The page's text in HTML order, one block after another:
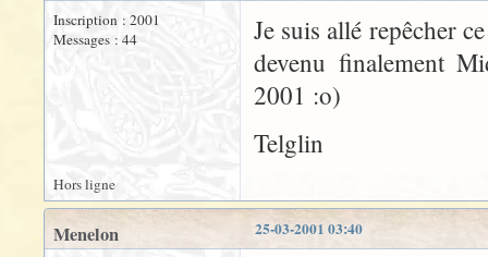
Inscription : 2001
Messages : 44
Je suis allé repêcher
devenu finalement
2001 :o)
Telglin
Hors ligne
25-03-2001 03:40
Menelon